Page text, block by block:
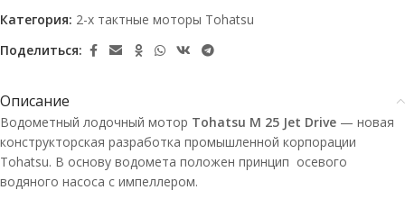
Категория: 2-х тактные моторы Tohatsu
Поделиться:
Описание
Водометный лодочный мотор Tohatsu M 25 Jet Drive — новая
конструкторская разработка промышленной корпорации
Tohatsu. В основу водомета положен принцип осевого
водяного насоса с импеллером.